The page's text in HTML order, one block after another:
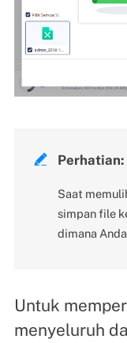
 Perhatian:
Saat
simpan file
dimana
Untuk
menyeluruh